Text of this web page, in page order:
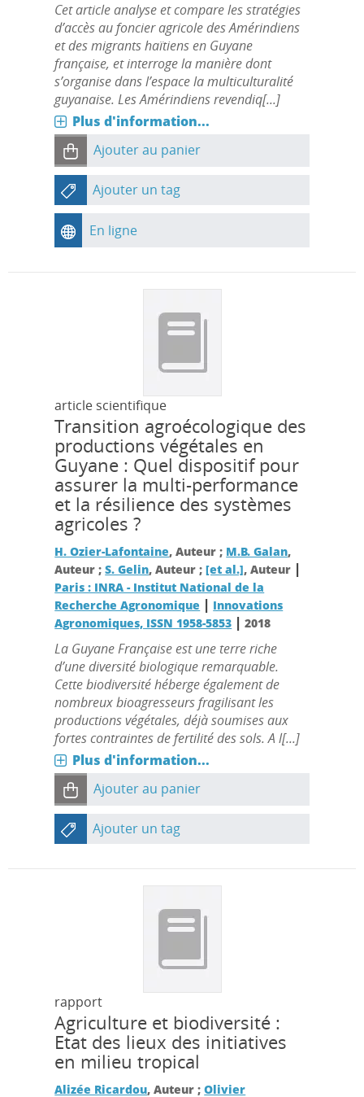
Cet article analyse et compare les stratégies
d’accès au foncier agricole des Amérindiens
et des migrants haïtiens en Guyane
française, et interroge la manière dont
s’organise dans l’espace la multiculturalité
guyanaise. Les Amérindiens revendiq[...]
Plus d'information...
Ajouter au panier
Ajouter un tag
En ligne
article scientifique
Transition agroécologique des
productions végétales en
Guyane : Quel dispositif pour
assurer la multi-performance
et la résilience des systèmes
agricoles ?
H. Ozier-Lafontaine, Auteur ; M.B. Galan,
Auteur ;S. Gelin, Auteur ;[et al.], Auteur |
Paris : INRA - Institut National de la
Recherche Agronomique | Innovations
Agronomiques, ISSN 1958-5853 |2018
La Guyane Française est une terre riche
d’une diversité biologique remarquable.
Cette biodiversité héberge également de
nombreux bioagresseurs fragilisant les
productions végétales, déjà soumises aux
fortes contraintes de fertilité des sols. A l[...]
Plus d'information...
Ajouter au panier
Ajouter un tag
rapport
Agriculture et biodiversité :
Etat des lieux des initiatives
en milieu tropical
Alizée Ricardou, Auteur ;Olivier